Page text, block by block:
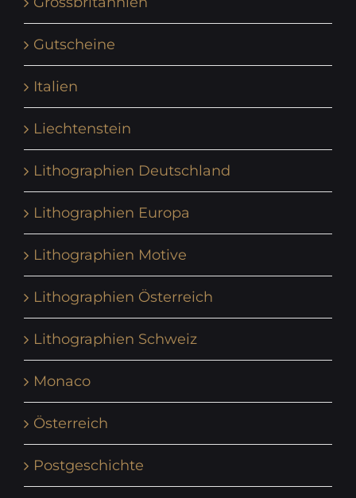
Gutscheine
Italien
Liechtenstein
Lithographien Deutschland
Lithographien Europa
Lithographien Motive
Lithographien Österreich
Lithographien Schweiz
Monaco
Österreich
Postgeschichte